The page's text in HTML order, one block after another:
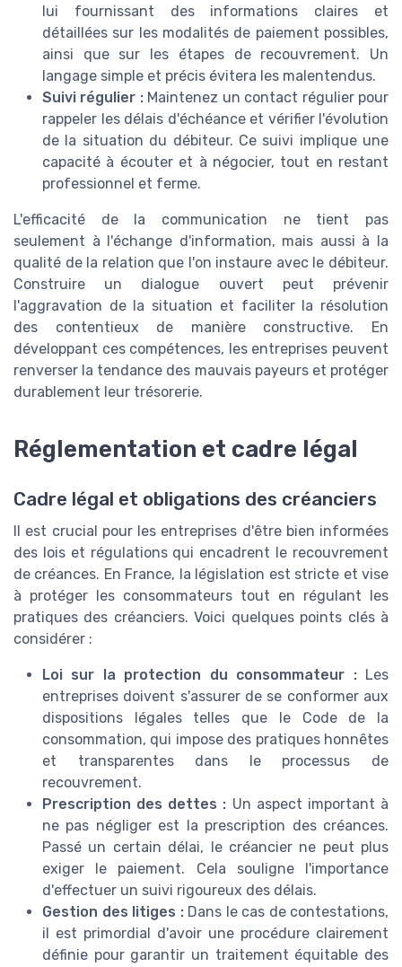
lui fournissant des informations claires et
détaillées sur les modalités de paiement possibles,
ainsi que sur les étapes de recouvrement. Un
langage simple et précis évitera les malentendus.
Suivi régulier :Maintenez un contact régulier pour
rappeler les délais d'échéance et vérifier l'évolution
de la situation du débiteur. Ce suivi implique une
capacité à écouter et à négocier, tout en restant
professionnel et ferme.
L'efficacité de la communication ne tient pas
seulement à l'échange d'information, mais aussi à la
qualité de la relation que l'on instaure avec le débiteur.
Construire un dialogue ouvert peut prévenir
l'aggravation de la situation et faciliter la résolution
des contentieux de manière constructive. En
développant ces compétences, les entreprises peuvent
renverser la tendance des mauvais payeurs et protéger
durablement leur trésorerie.
Réglementation et cadre légal
Cadre légal et obligations des créanciers
Il est crucial pour les entreprises d'être bien informées
des lois et régulations qui encadrent le recouvrement
de créances. En France, la législation est stricte et vise
à protéger les consommateurs tout en régulant les
pratiques des créanciers. Voici quelques points clés à
considérer :
Loi sur la protection du consommateur :Les
entreprises doivent s'assurer de se conformer aux
dispositions légales telles que le Code de la
consommation, qui impose des pratiques honnêtes
et transparentes dans le processus de
recouvrement.
Prescription des dettes : Un aspect important à
ne pas négliger est la prescription des créances.
Passé un certain délai, le créancier ne peut plus
exiger le paiement. Cela souligne l'importance
d'effectuer un suivi rigoureux des délais.
Gestion des litiges :Dans le cas de contestations,
il est primordial d'avoir une procédure clairement
définie pour garantir un traitement équitable des